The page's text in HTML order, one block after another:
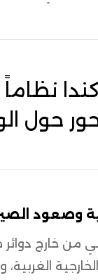
حول
وصعود
من خارج دوائر